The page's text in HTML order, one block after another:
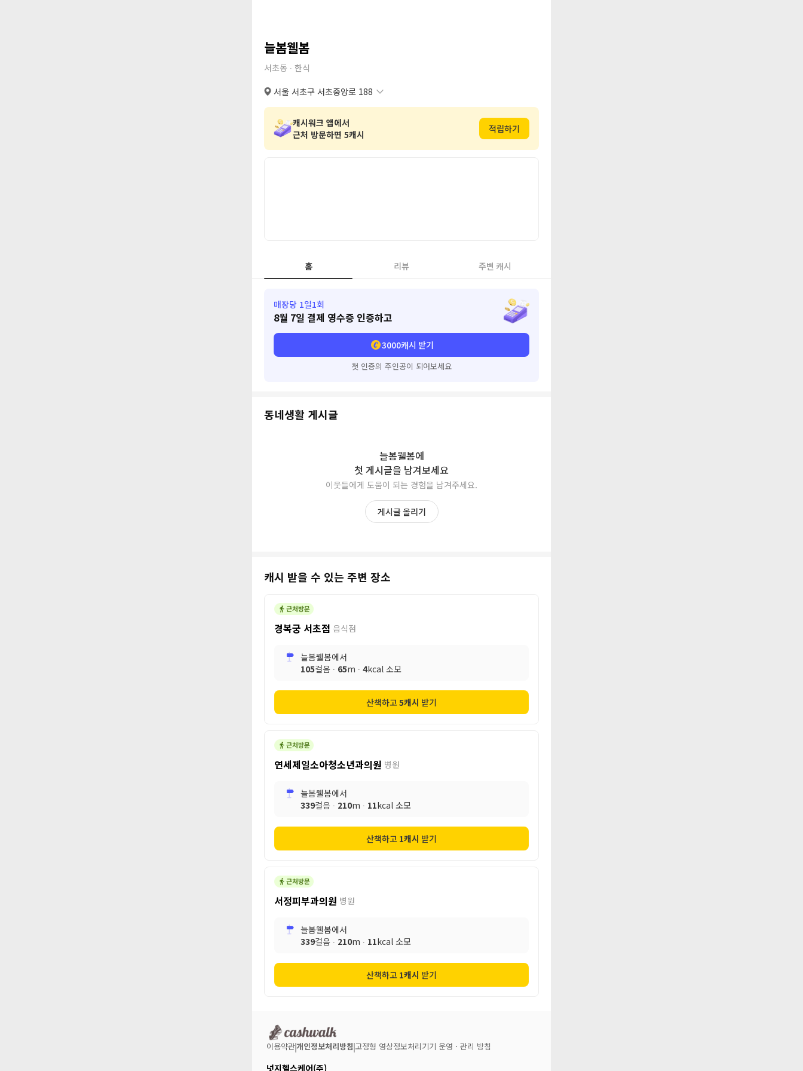
늘봄웰봄
서초동 ∙ 한식
서울 서초구 서초중앙로 188
지번 서울 서초구 서초동 1685-3
캐시워크 앱에서
근처 방문하면 5캐시
적립하기
홈 리뷰 주변 캐시
매장당 1일1회
8월 7일 결제 영수증 인증하고
3000캐시 받기
첫 인증의 주인공이 되어보세요
동네생활 게시글
늘봄웰봄에
첫 게시글을 남겨보세요
이웃들에게 도움이 되는 경험을 남겨주세요.
게시글 올리기
캐시 받을 수 있는 주변 장소
경복궁 서초점 음식점
늘봄웰봄에서
105걸음 ∙ 65m ∙ 4kcal 소모
산책하고5캐시 받기
연세제일소아청소년과의원 병원
늘봄웰봄에서
339걸음 ∙ 210m ∙ 11kcal 소모
산책하고 1캐시 받기
서정피부과의원 병원
늘봄웰봄에서
339걸음 ∙ 210m ∙ 11kcal 소모
산책하고 1캐시 받기
이용약관개인정보처리방침 고정형 영상정보처리기기 운영ㆍ관리 방침
넛지헬스케어(주)